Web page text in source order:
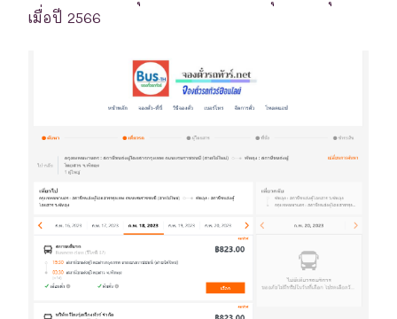
เมื่อปี 2566